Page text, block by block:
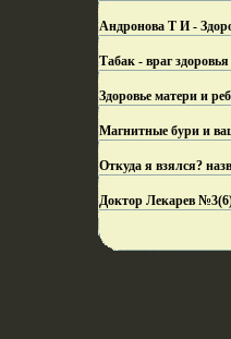
Андронова Т И -
Табак - враг
Здоровье матери и
Магнитные бури и
Откуда я взялся?
Доктор Лекарев